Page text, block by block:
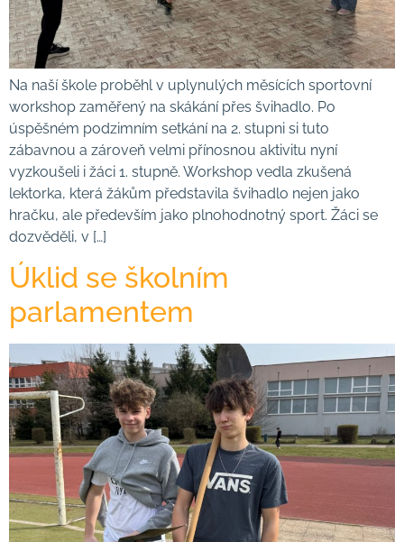
Na naší škole proběhl v uplynulých měsících sportovní
workshop zaměřený na skákání přes švihadlo. Po
úspěšném podzimním setkání na 2. stupni si tuto
zábavnou a zároveň velmi přínosnou aktivitu nyní
vyzkoušeli i žáci 1. stupně. Workshop vedla zkušená
lektorka, která žákům představila švihadlo nejen jako
hračku, ale především jako plnohodnotný sport. Žáci se
dozvěděli, v […]
Úklid se školním
parlamentem